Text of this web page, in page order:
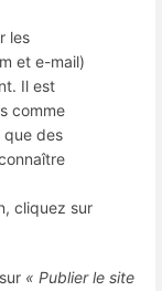
les
et e-mail)
Il est
comme
que des
cliquez sur
« Publier le site